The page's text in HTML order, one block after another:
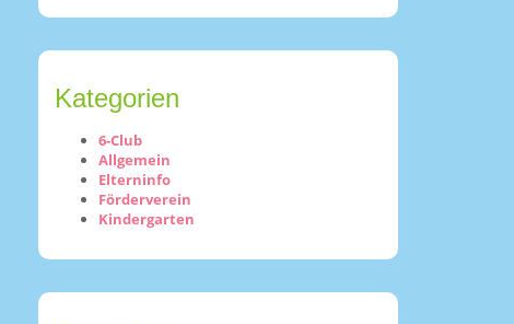
Kategorien
6-Club
Allgemein
Elterninfo
Förderverein
Kindergarten